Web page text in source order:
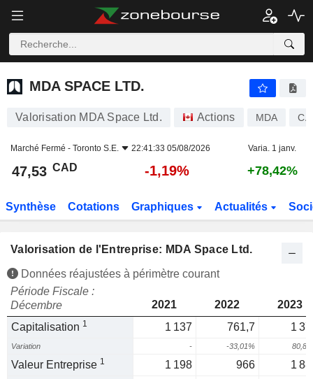
MDA SPACE LTD.
MDA SPACE LTD.
Valorisation MDA Space Ltd. Actions MDA
Marché Fermé - Toronto S.E. 22:41:33 05/08/2026 Varia. 1 janv.
47,53 CAD -1,19% +78,42%
Synthèse Cotations Graphiques Actualités
Valorisation de l'Entreprise: MDA Space Ltd.
Données réajustées à périmètre courant
Période Fiscale :
Décembre
2021 2022
2023
Capitalisation 1 1 137 761,7 1
Variation - -33,01%
Valeur Entreprise 1 1 198 966 1